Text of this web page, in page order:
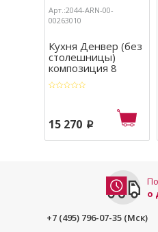
Арт.:2044-ARN-00-
00263010
Кухня Денвер (без
столешницы)
композиция 8
15 270 p
о
+7 (495) 796-07-35 (Мск)